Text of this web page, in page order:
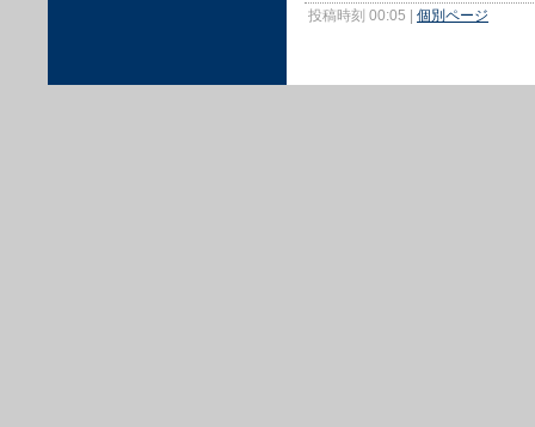
投稿時刻 00:05 個別ページ